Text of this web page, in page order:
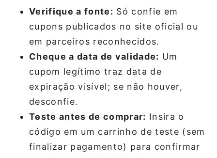
Verifique a fonte: Só confie em
cupons publicados no site oficial ou
em parceiros reconhecidos.
Cheque a data de validade: Um
cupom legítimo traz data de
expiração visível; se não houver,
desconfie.
Teste antes de comprar: Insira o
código em um carrinho de teste (sem
finalizar pagamento) para confirmar